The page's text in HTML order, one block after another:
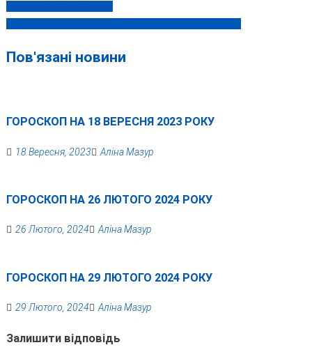
записів
Пов'язані новини
ГОРОСКОП НА 18 ВЕРЕСНЯ 2023 РОКУ
18 Вересня, 2023 Аліна Мазур
ГОРОСКОП НА 26 ЛЮТОГО 2024 РОКУ
26 Лютого, 2024 Аліна Мазур
ГОРОСКОП НА 29 ЛЮТОГО 2024 РОКУ
29 Лютого, 2024 Аліна Мазур
Залишити відповідь